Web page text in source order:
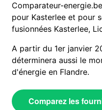
Comparateur-
pour Kasterlee et pour
fusionnées Kasterlee,
A partir du 1er janvier
déterminera aussi le
d'énergie en Flandre.
Comparez les